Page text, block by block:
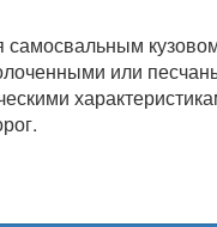
самосвальным
или